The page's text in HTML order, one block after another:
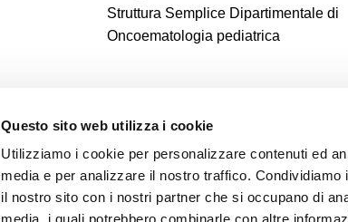
Questo sito web utilizza i cookie
Utilizziamo i cookie per personalizzare contenuti ed
media e per analizzare il nostro traffico.
il nostro sito con i nostri partner che si occupano di
Struttura Semplice Dipartimentale di
Oncoematologia pediatrica